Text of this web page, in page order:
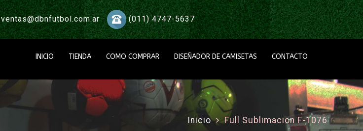
ventas@dbnfutbol.com.ar (011) 4747-5637
INICIO TIENDA COMO COMPRAR DISEÑADOR DE CAMISETAS CONTACTO
Inicio Full Sublimacion F-1076